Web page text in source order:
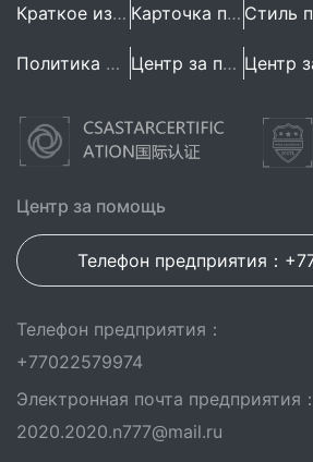
Краткое изложение предприятия Карточка предприятия
Политика конфиденциальности Центр за помощь
Центр за помощь
Телефон предприятия：
Телефон предприятия：
+77022579974
Электронная почта предприятия：
2020.2020.n777@mail.ru